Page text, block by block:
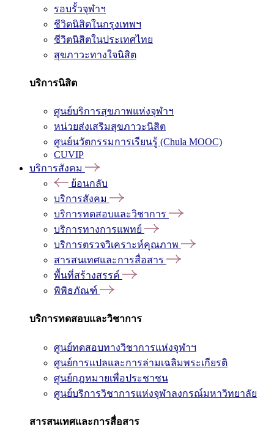
รอบรั้วจุฬาฯ
ชีวิตนิสิตในกรุงเทพฯ
ชีวิตนิสิตในประเทศไทย
สุขภาวะทางใจนิสิต
บริการนิสิต
ศูนย์บริการสุขภาพแห่งจุฬาฯ
หน่วยส่งเสริมสุขภาวะนิสิต
ศูนย์นวัตกรรมการเรียนรู้ (Chula MOOC)
CUVIP
บริการสังคม
ย้อนกลับ
บริการสังคม
บริการทดสอบและวิชาการ
บริการทางการแพทย์
บริการตรวจวิเคราะห์คุณภาพ
สารสนเทศและการสื่อสาร
พื้นที่สร้างสรรค์
พิพิธภัณฑ์
บริการทดสอบและวิชาการ
ศูนย์ทดสอบทางวิชาการแห่งจุฬาฯ
ศูนย์การแปลและการล่ามเฉลิมพระเกียรติ
ศูนย์กฎหมายเพื่อประชาชน
ศูนย์บริการวิชาการแห่งจุฬาลงกรณ์มหาวิทยาลัย
สารสนเทศและการสื่อสาร